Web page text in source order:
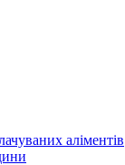
аліментів